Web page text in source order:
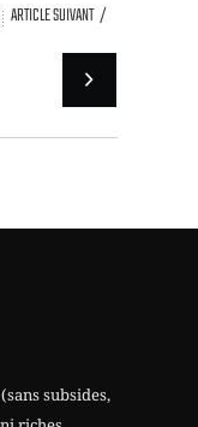
ARTICLE SUIVANT
subsides,